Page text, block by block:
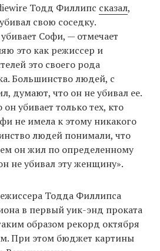
Тодд Филлипс сказал,
свою соседку.
Софи, — отмечает
это как режиссер и
это своего рода
Большинство людей, с
думают, что он не убивал ее.
убивает только тех, кто
не имела к этому никакого
людей понимали, что
он жил по определенному
не убивал эту женщину».
Тодда Филлипса
в первый уик-энд проката
образом рекорд октября
При этом бюджет картины